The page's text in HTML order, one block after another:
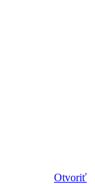
Otvoriť